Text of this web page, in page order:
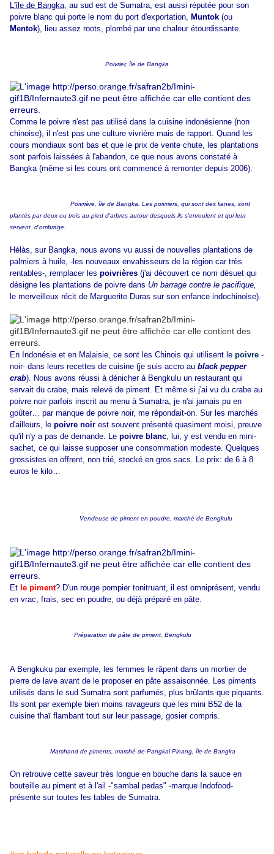
L'île de Bangka, au sud est de Sumatra, est aussi réputée pour son
poivre blanc qui porte le nom du port d'exportation, Muntok (ou
Mentok), lieu assez roots, plombé par une chaleur étourdissante.
Poivrier, île de Bangka
Comme le poivre n'est pas utilisé dans la cuisine indonésienne (non
chinoise), il n'est pas une culture vivrière mais de rapport. Quand les
cours mondiaux sont bas et que le prix de vente chute, les plantations
sont parfois laissées à l'abandon, ce que nous avons constaté à
Bangka (même si les cours ont commencé à remonter depuis 2006).
Poivrière, île de Bangka. Les poivriers, qui sont des lianes, sont
plantés par deux ou trois au pied d'arbres autour desquels ils s'enroulent et qui leur
servent d'ombrage.
Hélàs, sur Bangka, nous avons vu aussi de nouvelles plantations de
palmiers à huile, -les nouveaux envahisseurs de la région car très
rentables-, remplacer les poivrières (j'ai découvert ce nom désuet qui
désigne les plantations de poivre dans Un barrage contre le pacifique,
le merveilleux récit de Marguerite Duras sur son enfance indochinoise).
En Indonésie et en Malaisie, ce sont les Chinois qui utilisent le poivre -
noir- dans leurs recettes de cuisine (je suis accro au black pepper
crab). Nous avons réussi à dénicher à Bengkulu un restaurant qui
servait du crabe, mais relevé de piment. Et même si j'ai vu du crabe au
poivre noir parfois inscrit au menu à Sumatra, je n'ai jamais pu en
goûter… par manque de poivre noir, me répondait-on. Sur les marchés
d'ailleurs, le poivre noir est souvent présenté quasiment moisi, preuve
qu'il n'y a pas de demande. Le poivre blanc, lui, y est vendu en mini-
sachet, ce qui laisse supposer une consommation modeste. Quelques
grossistes en offrent, non trié, stocké en gros sacs. Le prix: de 6 à 8
euros le kilo…
Vendeuse de piment en poudre, marché de Bengkulu
Et le piment? D'un rouge pompier tonitruant, il est omniprésent, vendu
en vrac, frais, sec en poudre, ou déjà préparé en pâte.
Préparation de pâte de piment, Bengkulu
A Bengkuku par exemple, les femmes le râpent dans un mortier de
pierre de lave avant de le proposer en pâte assaisonnée. Les piments
utilisés dans le sud Sumatra sont parfumés, plus brûlants que piquants.
Ils sont par exemple bien moins ravageurs que les mini B52 de la
cuisine thaï flambant tout sur leur passage, gosier compris.
Marchand de piments, marché de Pangkal Pinang, île de Bangka
On retrouve cette saveur très longue en bouche dans la sauce en
bouteille au piment et à l'ail -"sambal pedas" -marque Indofood-
présente sur toutes les tables de Sumatra.